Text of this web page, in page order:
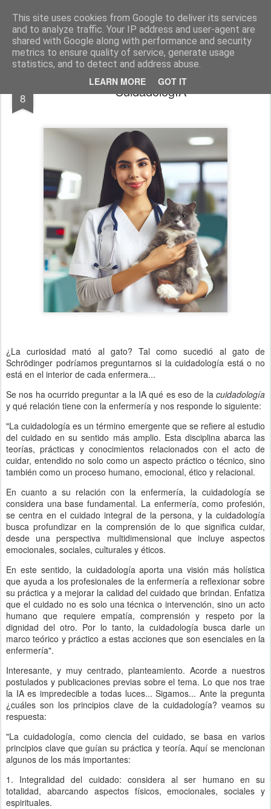
This site uses cookies from Google to deliver its services
and to analyze traffic. Your IP address and user-agent are
shared with Google along with performance and security
metrics to ensure quality of service, generate usage
statistics, and to detect and address abuse.
LEARN MORE GOT IT
El diagnóstico enfermero La Cuidadología es la ciencia del cuidado
Pages
8 CuidadologIA
¿La curiosidad mató al gato? Tal como sucedió al gato de
Schrödinger podríamos preguntarnos si la cuidadología está o no
está en el interior de cada enfermera...
Se nos ha ocurrido preguntar a la IA qué es eso de la cuidadología
y qué relación tiene con la enfermería y nos responde lo siguiente:
"La cuidadología es un término emergente que se refiere al estudio
del cuidado en su sentido más amplio. Esta disciplina abarca las
teorías, prácticas y conocimientos relacionados con el acto de
cuidar, entendido no solo como un aspecto práctico o técnico, sino
también como un proceso humano, emocional, ético y relacional.
En cuanto a su relación con la enfermería, la cuidadología se
considera una base fundamental. La enfermería, como profesión,
se centra en el cuidado integral de la persona, y la cuidadología
busca profundizar en la comprensión de lo que significa cuidar,
desde una perspectiva multidimensional que incluye aspectos
emocionales, sociales, culturales y éticos.
En este sentido, la cuidadología aporta una visión más holística
que ayuda a los profesionales de la enfermería a reflexionar sobre
su práctica y a mejorar la calidad del cuidado que brindan. Enfatiza
que el cuidado no es solo una técnica o intervención, sino un acto
humano que requiere empatía, comprensión y respeto por la
dignidad del otro. Por lo tanto, la cuidadología busca darle un
marco teórico y práctico a estas acciones que son esenciales en la
enfermería".
Interesante, y muy centrado, planteamiento. Acorde a nuestros
postulados y publicaciones previas sobre el tema. Lo que nos trae
la IA es impredecible a todas luces... Sigamos... Ante la pregunta
¿cuáles son los principios clave de la cuidadología? veamos su
respuesta:
"La cuidadología, como ciencia del cuidado, se basa en varios
principios clave que guían su práctica y teoría. Aquí se mencionan
algunos de los más importantes:
1. Integralidad del cuidado: considera al ser humano en su
totalidad, abarcando aspectos físicos, emocionales, sociales y
espirituales.